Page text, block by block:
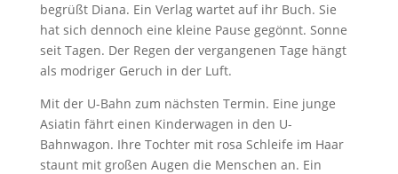
begrüßt Diana. Ein Verlag wartet auf ihr Buch. Sie
hat sich dennoch eine kleine Pause gegönnt. Sonne
seit Tagen. Der Regen der vergangenen Tage hängt
als modriger Geruch in der Luft.
Mit der U-Bahn zum nächsten Termin. Eine junge
Asiatin fährt einen Kinderwagen in den U-
Bahnwagon. Ihre Tochter mit rosa Schleife im Haar
staunt mit großen Augen die Menschen an. Ein